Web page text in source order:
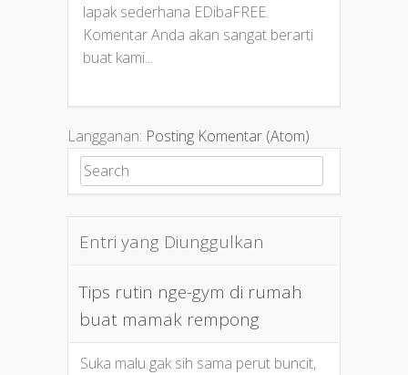
lapak sederhana EDibaFREE.
Komentar Anda akan sangat berarti
buat kami...
Langganan: Posting Komentar (Atom)
Search for:
Entri yang Diunggulkan
Tips rutin nge-gym di rumah
buat mamak rempong
Suka malu gak sih sama perut buncit,